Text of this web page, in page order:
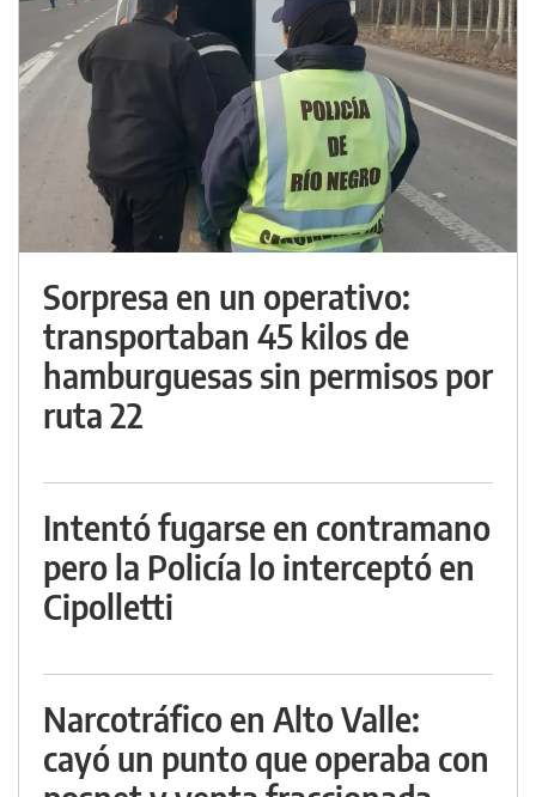
Sorpresa en un operativo:
transportaban 45 kilos de
hamburguesas sin permisos por
ruta 22
Intentó fugarse en contramano
pero la Policía lo interceptó en
Cipolletti
Narcotráfico en Alto Valle:
cayó un punto que operaba con